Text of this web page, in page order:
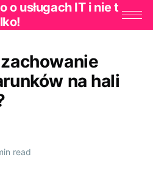
o usługach IT i nie t
na hali
read